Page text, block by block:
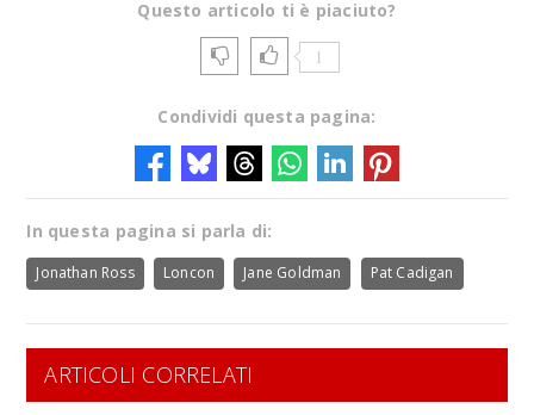
Questo articolo ti è piaciuto?
1
Condividi questa pagina:
In questa pagina si parla di:
Jonathan Ross Loncon Jane Goldman Pat Cadigan
ARTICOLI CORRELATI